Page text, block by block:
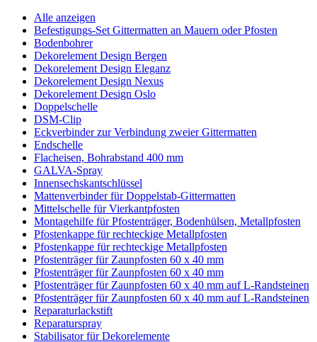
Alle anzeigen
Befestigungs-Set Gittermatten an Mauern oder Pfosten
Bodenbohrer
Dekorelement Design Bergen
Dekorelement Design Eleganz
Dekorelement Design Nexus
Dekorelement Design Oslo
Doppelschelle
DSM-Clip
Eckverbinder zur Verbindung zweier Gittermatten
Endschelle
Flacheisen, Bohrabstand 400 mm
GALVA-Spray
Innensechskantschlüssel
Mattenverbinder für Doppelstab-Gittermatten
Mittelschelle für Vierkantpfosten
Montagehilfe für Pfostenträger, Bodenhülsen, Metallpfosten
Pfostenkappe für rechteckige Metallpfosten
Pfostenkappe für rechteckige Metallpfosten
Pfostenträger für Zaunpfosten 60 x 40 mm
Pfostenträger für Zaunpfosten 60 x 40 mm
Pfostenträger für Zaunpfosten 60 x 40 mm auf L-Randsteinen
Pfostenträger für Zaunpfosten 60 x 40 mm auf L-Randsteinen
Reparaturlackstift
Reparaturspray
Stabilisator für Dekorelemente